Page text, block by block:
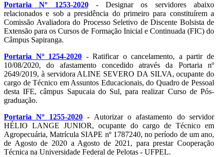
Portaria Nº 1253-2020- Designar os servidores abaixo
relacionados e sob a presidência do primeiro para constituírem a
Comissão Avaliadora do Processo Seletivo de Discente Bolsista de
Extensão para os Cursos de Formação Inicial e Continuada (FIC) do
Câmpus Sapiranga.
Portaria Nº 1254-2020 - Ratificar o cancelamento, a partir de
10/08/2020, do afastamento concedido através da Portaria nº
2649/2019, à servidora ALINE SEVERO DA SILVA, ocupante do
cargo de Técnico em Assuntos Educacionais, do Quadro de Pessoal
desta IFE, câmpus Sapucaia do Sul, para realizar Curso de Pós-
graduação.
Portaria Nº 1255-2020- Autorizar o afastamento do servidor
HÉLIO LANGE JUNIOR, ocupante do cargo de Técnico em
Agropecuária, Matrícula SIAPE nº 1787240, no período de um ano,
de Agosto de 2020 a Agosto de 2021, para prestar Cooperação
Técnica na Universidade Federal de Pelotas - UFPEL.